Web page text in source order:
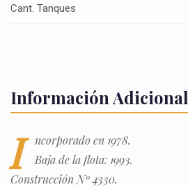
Cant. Tanques
Información Adicional
I
ncorporado en 1978.
Baja de la flota: 1993.
Construcción Nº 4330.